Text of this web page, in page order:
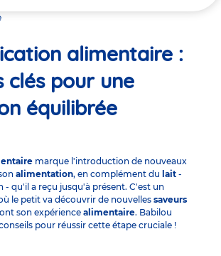
: Les étapes clés pour une
alimentaire :
clés pour une
équilibrée
marque l'introduction de nouveaux
alimentation, en complément du lait -
- qu'il a reçu jusqu'à présent. C'est un
le petit va découvrir de nouvelles saveurs
son expérience alimentaire. Babilou
pour réussir cette étape cruciale !